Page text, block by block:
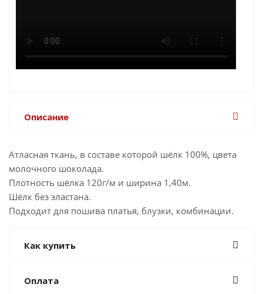
Описание
Атласная ткань, в составе которой шёлк 100%, цвета
молочного шоколада.
Плотность шёлка 120г/м и ширина 1,40м.
Шёлк без эластана.
Подходит для пошива платья, блузки, комбинации.
Как купить
Оплата